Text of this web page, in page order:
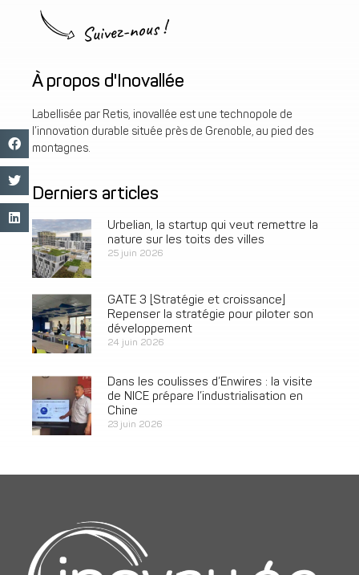
Suivez-nous !
À propos d'Inovallée
Labellisée par Retis, inovallée est une technopole de
l’innovation durable située près de Grenoble, au pied des
montagnes.
Derniers articles
Urbelian, la startup qui veut remettre la
nature sur les toits des villes
25 juin 2026
GATE 3 [Stratégie et croissance]
Repenser la stratégie pour piloter son
développement
24 juin 2026
Dans les coulisses d’Enwires : la visite
de NICE prépare l’industrialisation en
Chine
23 juin 2026